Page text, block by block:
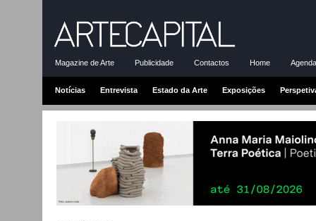
Magazine de Arte Publicidade Contactos Home
Notícias Entrevista Estado da Arte Exposições